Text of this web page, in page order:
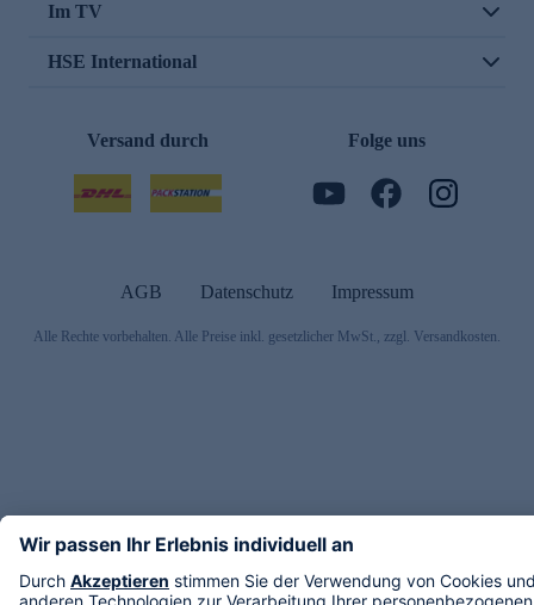
Im TV
HSE International
Versand durch Folge uns
AGB Datenschutz Impressum
Alle Rechte vorbehalten. Alle Preise inkl. gesetzlicher MwSt., zzgl. Versandkosten.